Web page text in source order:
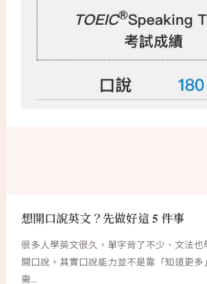
想開口說英文？先做好這 5 件事
很多人學英文很久，單字背了不少、文法
開口說。其實口說能力並不是靠「知道更
需...